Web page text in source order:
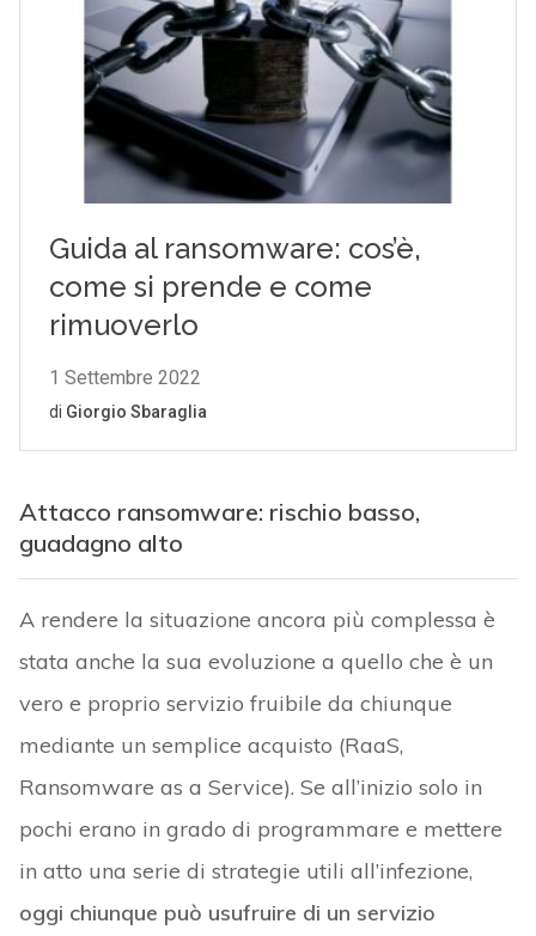
Attacco ransomware: rischio basso,
guadagno alto
A rendere la situazione ancora più complessa è
stata anche la sua evoluzione a quello che è un
vero e proprio servizio fruibile da chiunque
mediante un semplice acquisto (RaaS,
Ransomware as a Service). Se all’inizio solo in
pochi erano in grado di programmare e mettere
in atto una serie di strategie utili all’infezione,
oggi chiunque può usufruire di un servizio